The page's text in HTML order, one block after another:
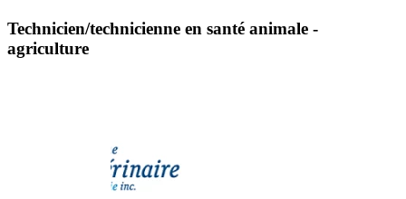
Technicien/technicienne en santé animale -
agriculture